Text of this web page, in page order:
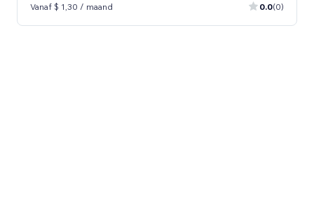
Vanaf $ 1,30 / maand 0.0(0)